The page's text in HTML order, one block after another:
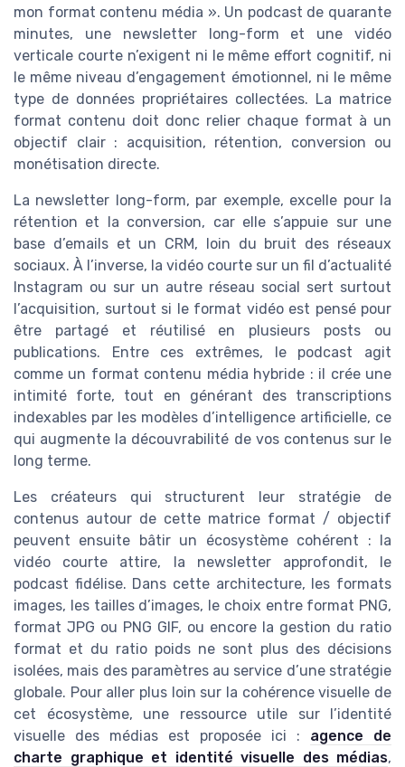
mon format contenu média ». Un podcast de quarante
minutes, une newsletter long-form et une vidéo
verticale courte n’exigent ni le même effort cognitif, ni
le même niveau d’engagement émotionnel, ni le même
type de données propriétaires collectées. La matrice
format contenu doit donc relier chaque format à un
objectif clair : acquisition, rétention, conversion ou
monétisation directe.
La newsletter long-form, par exemple, excelle pour la
rétention et la conversion, car elle s’appuie sur une
base d’emails et un CRM, loin du bruit des réseaux
sociaux. À l’inverse, la vidéo courte sur un fil d’actualité
Instagram ou sur un autre réseau social sert surtout
l’acquisition, surtout si le format vidéo est pensé pour
être partagé et réutilisé en plusieurs posts ou
publications. Entre ces extrêmes, le podcast agit
comme un format contenu média hybride : il crée une
intimité forte, tout en générant des transcriptions
indexables par les modèles d’intelligence artificielle, ce
qui augmente la découvrabilité de vos contenus sur le
long terme.
Les créateurs qui structurent leur stratégie de
contenus autour de cette matrice format / objectif
peuvent ensuite bâtir un écosystème cohérent : la
vidéo courte attire, la newsletter approfondit, le
podcast fidélise. Dans cette architecture, les formats
images, les tailles d’images, le choix entre format PNG,
format JPG ou PNG GIF, ou encore la gestion du ratio
format et du ratio poids ne sont plus des décisions
isolées, mais des paramètres au service d’une stratégie
globale. Pour aller plus loin sur la cohérence visuelle de
cet écosystème, une ressource utile sur l’identité
visuelle des médias est proposée ici : agence de
charte graphique et identité visuelle des médias,